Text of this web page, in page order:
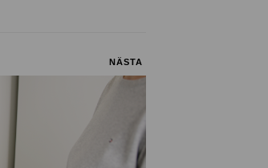
NÄSTA